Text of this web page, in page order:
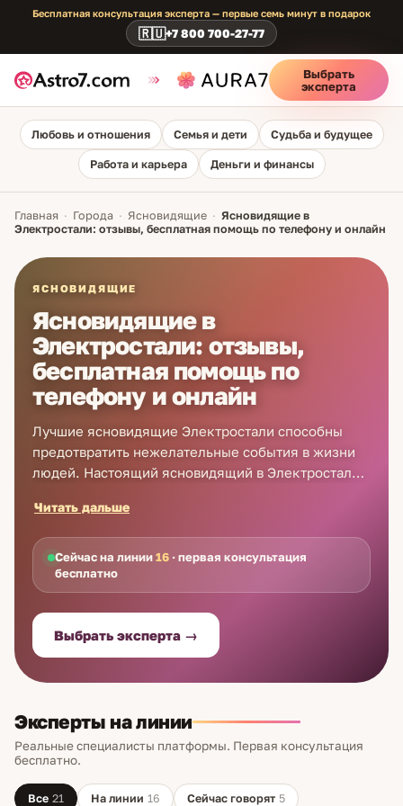
Бесплатная консультация эксперта — первые семь минут в подарок
🇷🇺+7 800 700-27-77
Выбрать
эксперта
Любовь и отношения Семья и дети Судьба и будущее
Работа и карьера Деньги и финансы
Главная · Города · Ясновидящие · Ясновидящие в
Электростали: отзывы, бесплатная помощь по телефону и онлайн
ЯСНОВИДЯЩИЕ
Ясновидящие в
Электростали: отзывы,
бесплатная помощь по
телефону и онлайн
Лучшие ясновидящие Электростали способны
предотвратить нежелательные события в жизни
людей. Настоящий ясновидящий в Электростали
Владея редким даром, он поможет найти верное
решение в любой ситуации. Гадалки и
ясновидящие в Электростали — это опытные
эксперты, которые, увидев Ваше прошлое,
настоящее и будущее, подскажут, как Вы можете
достичь успеха. Вы можете связаться с ними
прямо сейчас — просто закажите телефонный
звонок. При регистрации на сайте Astro7 первая
консультация будет для Вас бесплатной.
Читать дальше
Сейчас на линии16 · первая консультация
бесплатно
Выбрать эксперта →
Эксперты на линии
Реальные специалисты платформы. Первая консультация
бесплатно.
Все 21 На линии 16 Сейчас говорят 5